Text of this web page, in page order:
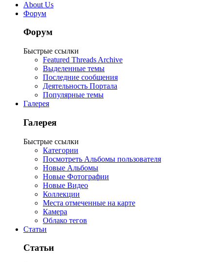
About Us
Форум
Форум
Быстрые ссылки
Featured Threads Archive
Выделенные темы
Последние сообщения
Деятельность Портала
Популярные темы
Галерея
Галерея
Быстрые ссылки
Категории
Посмотреть Альбомы пользователя
Новые Альбомы
Новые Фотографии
Новые Видео
Коллекции
Места отмеченные на карте
Камера
Облако тегов
Статьи
Статьи